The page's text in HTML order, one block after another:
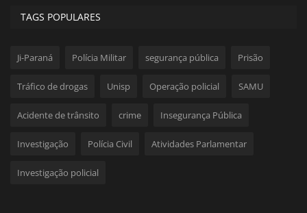
TAGS POPULARES
Ji-Paraná Polícia Militar segurança pública Prisão
Tráfico de drogas Unisp Operação policial SAMU
Acidente de trânsito crime Insegurança Pública
Investigação Polícia Civil Atividades Parlamentar
Investigação policial